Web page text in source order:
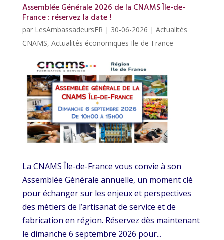
Assemblée Générale 2026 de la CNAMS Île-de-
France : réservez la date !
par LesAmbassadeursFR| 30-06-2026 | Actualités
CNAMS, Actualités économiques Ile-de-France
La CNAMS Île-de-France vous convie à son
Assemblée Générale annuelle, un moment clé
pour échanger sur les enjeux et perspectives
des métiers de l’artisanat de service et de
fabrication en région. Réservez dès maintenant
le dimanche 6 septembre 2026 pour...